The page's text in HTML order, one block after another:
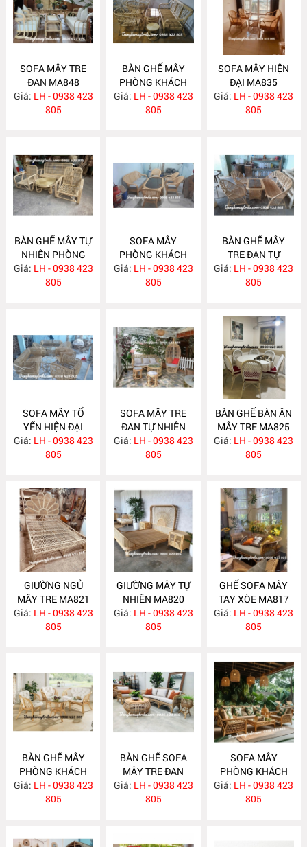
SOFA MÂY TRE
ĐAN MA848
Giá: LH - 0938 423
805
BÀN GHẾ MÂY
PHÒNG KHÁCH
MA839
Giá: LH - 0938 423
805
SOFA MÂY HIỆN
ĐẠI MA835
Giá: LH - 0938 423
805
BÀN GHẾ MÂY TỰ
NHIÊN PHÒNG
KHÁCH MA834
Giá: LH - 0938 423
805
SOFA MÂY
PHÒNG KHÁCH
HIỆN ĐẠI MA833
Giá: LH - 0938 423
805
BÀN GHẾ MÂY
TRE ĐAN TỰ
NHIÊN MA832
Giá: LH - 0938 423
805
SOFA MÂY TỔ
YẾN HIỆN ĐẠI
MA831
Giá: LH - 0938 423
805
SOFA MÂY TRE
ĐAN TỰ NHIÊN
MA830
Giá: LH - 0938 423
805
BÀN GHẾ BÀN ĂN
MÂY TRE MA825
Giá: LH - 0938 423
805
GIƯỜNG NGỦ
MÂY TRE MA821
Giá: LH - 0938 423
805
GIƯỜNG MÂY TỰ
NHIÊN MA820
Giá: LH - 0938 423
805
GHẾ SOFA MÂY
TAY XÒE MA817
Giá: LH - 0938 423
805
BÀN GHẾ MÂY
PHÒNG KHÁCH
NHỎ GỌN MA814
Giá: LH - 0938 423
805
BÀN GHẾ SOFA
MÂY TRE ĐAN
MA813
Giá: LH - 0938 423
805
SOFA MÂY
PHÒNG KHÁCH
MA812
Giá: LH - 0938 423
805